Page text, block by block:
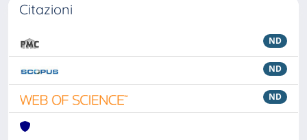
Citazioni
ND
ND
ND